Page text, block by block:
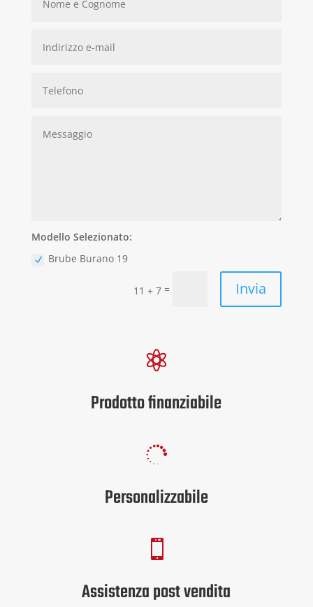
Modello Selezionato:
Brube Burano 19
11 + 7 = Invia

Prodotto finanziabile

Personalizzabile

Assistenza post vendita